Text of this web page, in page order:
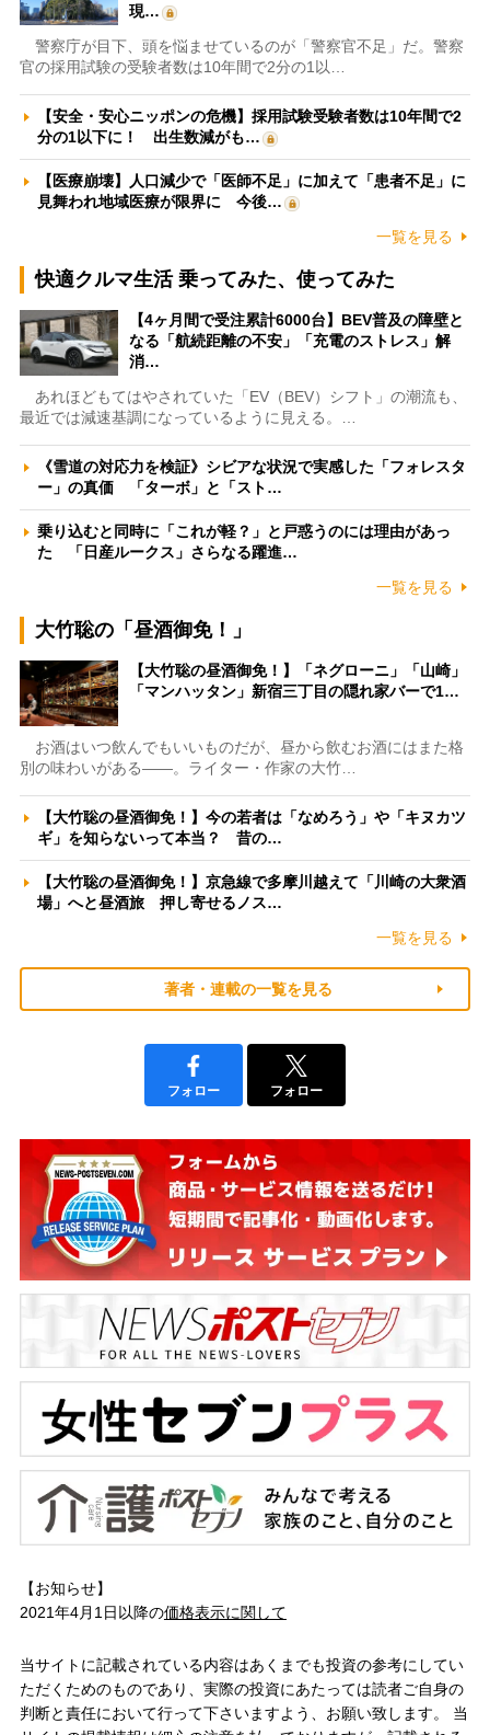
現…
警察庁が目下、頭を悩ませているのが「警察官不足」だ。警察
官の採用試験の受験者数は10年間で2分の1以…
【安全・安心ニッポンの危機】採用試験受験者数は10年間で2
分の1以下に！ 出生数減がも…
【医療崩壊】人口減少で「医師不足」に加えて「患者不足」に
見舞われ地域医療が限界に 今後…
一覧を見る
快適クルマ生活 乗ってみた、使ってみた
【4ヶ月間で受注累計6000台】BEV普及の障壁と
なる「航続距離の不安」「充電のストレス」解
消…
あれほどもてはやされていた「EV（BEV）シフト」の潮流も、
最近では減速基調になっているように見える。…
《雪道の対応力を検証》シビアな状況で実感した「フォレスタ
ー」の真価 「ターボ」と「スト…
乗り込むと同時に「これが軽？」と戸惑うのには理由があっ
た 「日産ルークス」さらなる躍進…
一覧を見る
大竹聡の「昼酒御免！」
【大竹聡の昼酒御免！】「ネグローニ」「山崎」
「マンハッタン」新宿三丁目の隠れ家バーで1…
お酒はいつ飲んでもいいものだが、昼から飲むお酒にはまた格
別の味わいがある――。ライター・作家の大竹…
【大竹聡の昼酒御免！】今の若者は「なめろう」や「キヌカツ
ギ」を知らないって本当？ 昔の…
【大竹聡の昼酒御免！】京急線で多摩川越えて「川崎の大衆酒
場」へと昼酒旅 押し寄せるノス…
一覧を見る
著者・連載の一覧を見る
フォロー フォロー
【お知らせ】
2021年4月1日以降の価格表示に関して
当サイトに記載されている内容はあくまでも投資の参考にしてい
ただくためのものであり、実際の投資にあたっては読者ご自身の
判断と責任において行って下さいますよう、お願い致します。 当